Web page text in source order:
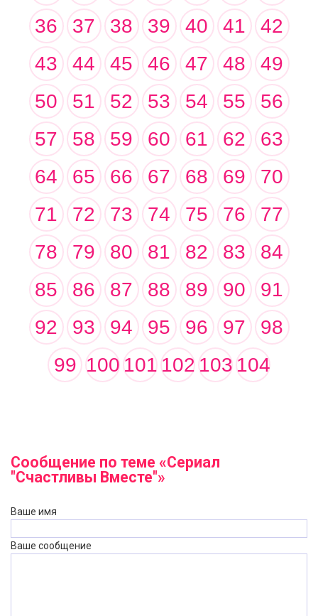
36
37 38 39 40 41
42
43
44 45 46 47 48
49
50
51 52 53 54 55
56
57
58 59 60 61 62
63
64
65 66 67 68 69
70
71
72 73 74 75 76
77
78
79 80 81 82 83
84
85
86 87 88 89 90
91
92
93 94 95 96 97
98
99 100101102103104
Сообщение по теме «Сериал
"Счастливы Вместе"»
Ваше имя
Ваше сообщение